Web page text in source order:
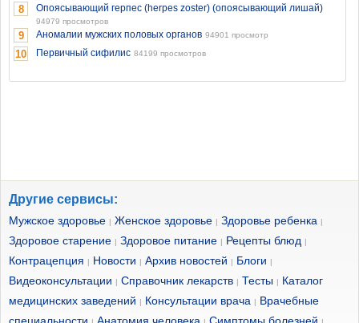
8 Опоясывающий герпес (herpes zoster) (опоясывающий лишай)
94979 просмотров
9 Аномалии мужских половых органов 94901 просмотр
10 Первичный сифилис 84199 просмотров
Другие сервисы:
Мужское здоровье | Женское здоровье | Здоровье ребенка |
Здоровое старение | Здоровое питание | Рецепты блюд |
Контрацепция | Новости | Архив новостей | Блоги |
Видеоконсультации | Справочник лекарств | Тесты | Каталог
медицинских заведений | Консультации врача | Врачебные